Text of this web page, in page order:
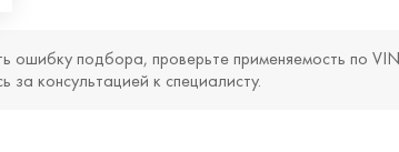
ошибку подбора, проверьте применяемость по
за консультацией к специалисту.